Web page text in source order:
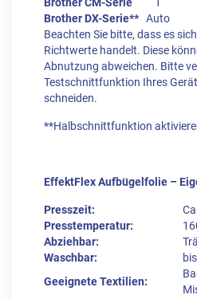
Brother CM-Serie
Brother DX-Serie** Auto
Beachten Sie bitte, dass es
Richtwerte handelt. Diese
Abnutzung abweichen. Bitte
Testschnittfunktion Ihres
schneiden.
**Halbschnittfunktion
EffektFlex Aufbügelfolie –
Presszeit:
Presstemperatur:
Abziehbar:
Waschbar:
Geeignete Textilien: